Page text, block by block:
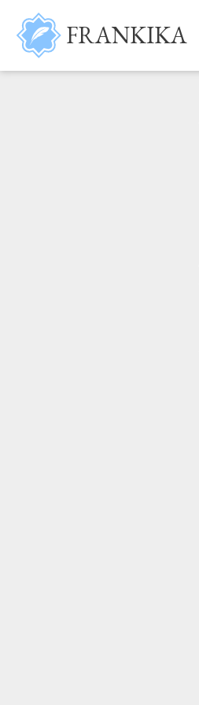
Skip to main content
FRANKIKA